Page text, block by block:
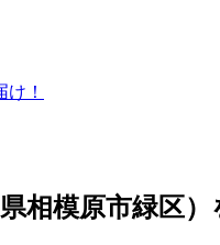
！
相模原市緑区）